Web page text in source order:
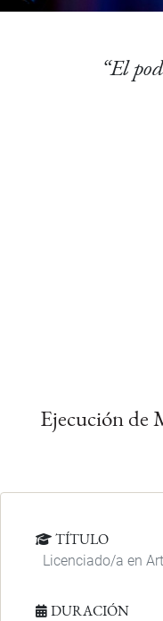
“El
Ejecución de
TÍTULO
Licenciado/a en
DURACIÓN